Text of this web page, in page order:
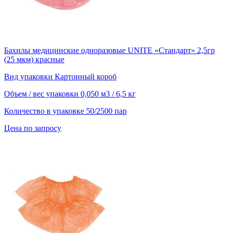
Бахилы медицинские одноразовые UNITE «Стандарт» 2,5гр
(25 мкм) красные
Вид упаковки Картонный короб
Объем / вес упаковки 0,050 м3 / 6,5 кг
Количество в упаковке 50/2500 пар
Цена по запросу